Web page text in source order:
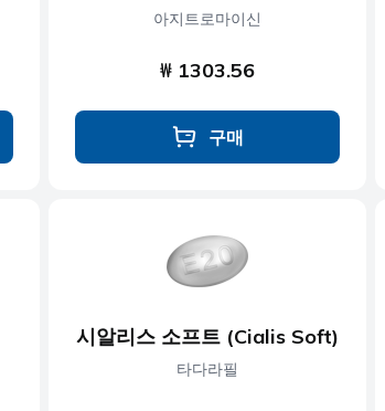
아지트로마이신
₩ 1303.56
구매
시알리스 소프트 (Cialis Soft)
타다라필